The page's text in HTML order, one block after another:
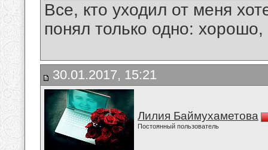
Все, кто уходил от меня
понял только одно:
30.01.2017, 15:21
Лилия Баймухаметова
Постоянный пользователь